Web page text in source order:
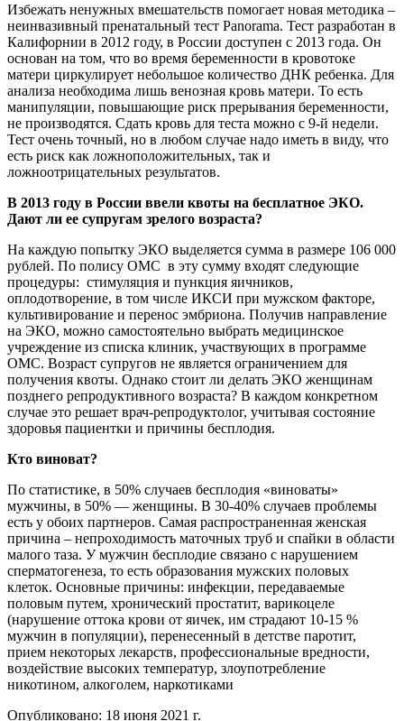
Избежать ненужных вмешательств помогает новая методика –
неинвазивный пренатальный тест Panorama. Тест разработан в
Калифорнии в 2012 году, в России доступен с 2013 года. Он
основан на том, что во время беременности в кровотоке
матери циркулирует небольшое количество ДНК ребенка. Для
анализа необходима лишь венозная кровь матери. То есть
манипуляции, повышающие риск прерывания беременности,
не производятся. Сдать кровь для теста можно с 9-й недели.
Тест очень точный, но в любом случае надо иметь в виду, что
есть риск как ложноположительных, так и
ложноотрицательных результатов.
В 2013 году в России ввели квоты на бесплатное ЭКО.
Дают ли ее супругам зрелого возраста?
На каждую попытку ЭКО выделяется сумма в размере 106 000
рублей. По полису ОМС в эту сумму входят следующие
процедуры: стимуляция и пункция яичников,
оплодотворение, в том числе ИКСИ при мужском факторе,
культивирование и перенос эмбриона. Получив направление
на ЭКО, можно самостоятельно выбрать медицинское
учреждение из списка клиник, участвующих в программе
ОМС. Возраст супругов не является ограничением для
получения квоты. Однако стоит ли делать ЭКО женщинам
позднего репродуктивного возраста? В каждом конкретном
случае это решает врач-репродуктолог, учитывая состояние
здоровья пациентки и причины бесплодия.
Кто виноват?
По статистике, в 50% случаев бесплодия «виноваты»
мужчины, в 50% — женщины. В 30-40% случаев проблемы
есть у обоих партнеров. Самая распространенная женская
причина – непроходимость маточных труб и спайки в области
малого таза. У мужчин бесплодие связано с нарушением
сперматогенеза, то есть образования мужских половых
клеток. Основные причины: инфекции, передаваемые
половым путем, хронический простатит, варикоцеле
(нарушение оттока крови от яичек, им страдают 10-15 %
мужчин в популяции), перенесенный в детстве паротит,
прием некоторых лекарств, профессиональные вредности,
воздействие высоких температур, злоупотребление
никотином, алкоголем, наркотиками
Опубликовано: 18 июня 2021 г.